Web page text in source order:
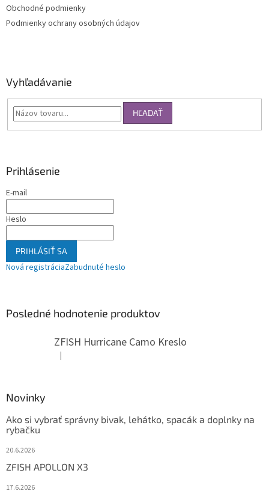
Obchodné podmienky
Podmienky ochrany osobných údajov
Vyhľadávanie
HĽADAŤ
Prihlásenie
E-mail
Heslo
PRIHLÁSIŤ SA
Nová registráciaZabudnuté heslo
Posledné hodnotenie produktov
ZFISH Hurricane Camo Kreslo
Hodnotenie produktu je 5 z 5 hviezdičiek.
|
Novinky
Ako si vybrať správny bivak, lehátko, spacák a doplnky na
rybačku
20.6.2026
ZFISH APOLLON X3
17.6.2026